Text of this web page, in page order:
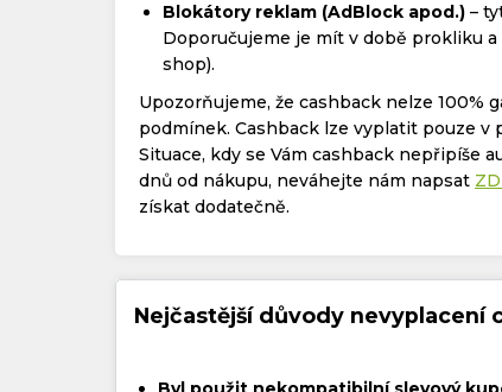
Blokátory reklam (AdBlock apod.) –
Doporučujeme je mít v době prokliku
shop).
Upozorňujeme, že cashback nelze 100%
podmínek. Cashback lze vyplatit pouze v
Situace, kdy se Vám cashback nepřipíše
dnů od nákupu, neváhejte nám napsat
získat dodatečně.
Nejčastější důvody nevyplacení